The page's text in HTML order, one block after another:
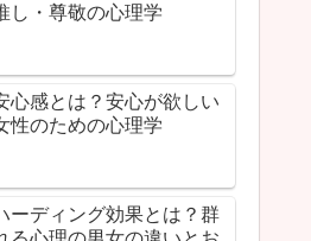
し・尊敬の心理学
心感とは？安心が欲しい
性のための心理学
ーディング効果とは？群